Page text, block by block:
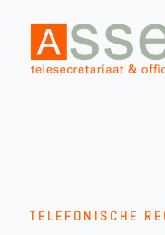
TELEFONISCHE